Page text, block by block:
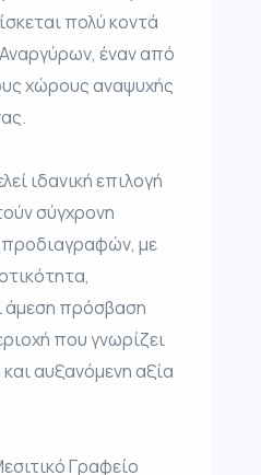
πολύ κοντά
έναν από
χώρους αναψυχής
ιδανική επιλογή
σύγχρονη
προδιαγραφών, με
άμεση πρόσβαση
που γνωρίζει
αυξανόμενη αξία
Γραφείο